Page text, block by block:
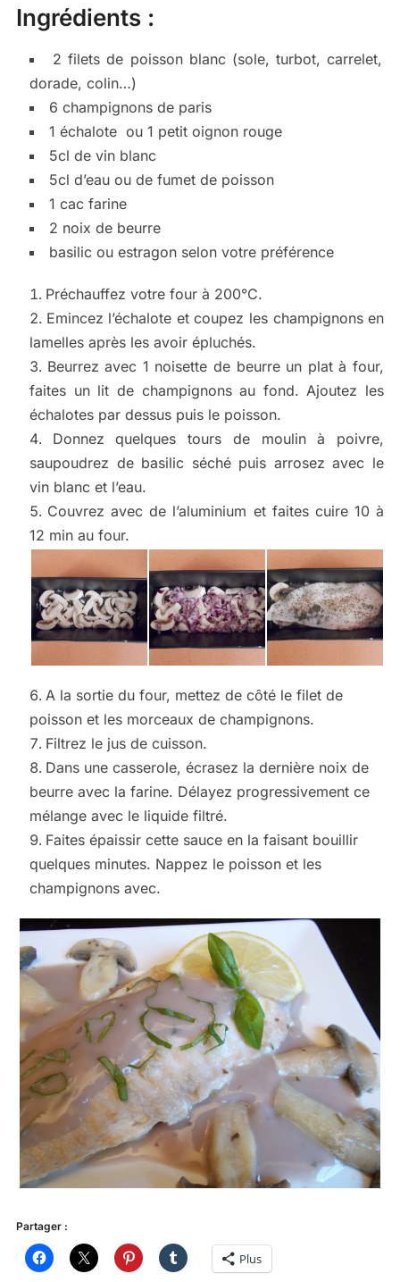
Ingrédients :
2 filets de poisson blanc (sole, turbot, carrelet,
dorade, colin…)
6 champignons de paris
1 échalote ou 1 petit oignon rouge
5cl de vin blanc
5cl d’eau ou de fumet de poisson
1 cac farine
2 noix de beurre
basilic ou estragon selon votre préférence
Préchauffez votre four à 200°C.
Emincez l’échalote et coupez les champignons en
lamelles après les avoir épluchés.
Beurrez avec 1 noisette de beurre un plat à four,
faites un lit de champignons au fond. Ajoutez les
échalotes par dessus puis le poisson.
Donnez quelques tours de moulin à poivre,
saupoudrez de basilic séché puis arrosez avec le
vin blanc et l’eau.
Couvrez avec de l’aluminium et faites cuire 10 à
12 min au four.
A la sortie du four, mettez de côté le filet de
poisson et les morceaux de champignons.
Filtrez le jus de cuisson.
Dans une casserole, écrasez la dernière noix de
beurre avec la farine. Délayez progressivement ce
mélange avec le liquide filtré.
Faites épaissir cette sauce en la faisant bouillir
quelques minutes. Nappez le poisson et les
champignons avec.
Partager :
Plus